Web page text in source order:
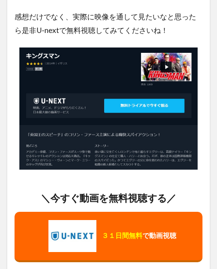
感想だけでなく、実際に映像を通して見たいなと思った
ら是非U-nextで無料視聴してみてくださいね！
＼今すぐ動画を無料視聴する／
３１日間無料で動画視聴